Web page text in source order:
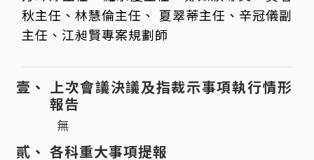
秋主任、林慧倫主任、 夏翠蒂主任、辛冠儀副
主任、江昶賢專案規劃師
上次會議決議及指裁示事項執行情形
報告
無
各科重大事項提報